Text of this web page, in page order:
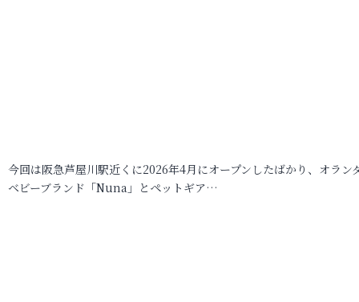
今回は阪急芦屋川駅近くに2026年4月にオープンしたばかり、オラン
ベビーブランド「Nuna」とペットギア…